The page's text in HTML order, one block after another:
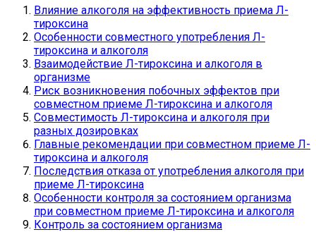
Влияние алкоголя на эффективность приема Л-
тироксина
Особенности совместного употребления Л-
тироксина и алкоголя
Взаимодействие Л-тироксина и алкоголя в
организме
Риск возникновения побочных эффектов при
совместном приеме Л-тироксина и алкоголя
Совместимость Л-тироксина и алкоголя при
разных дозировках
Главные рекомендации при совместном приеме Л-
тироксина и алкоголя
Последствия отказа от употребления алкоголя при
приеме Л-тироксина
Особенности контроля за состоянием организма
при совместном приеме Л-тироксина и алкоголя
Контроль за состоянием организма